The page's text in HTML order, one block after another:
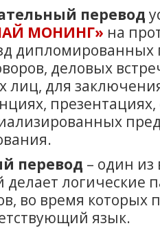
перевод
МОНИНГ» на
дипломированных
деловых
лиц, для
перевод – один из
делает логические
во время которых
язык.